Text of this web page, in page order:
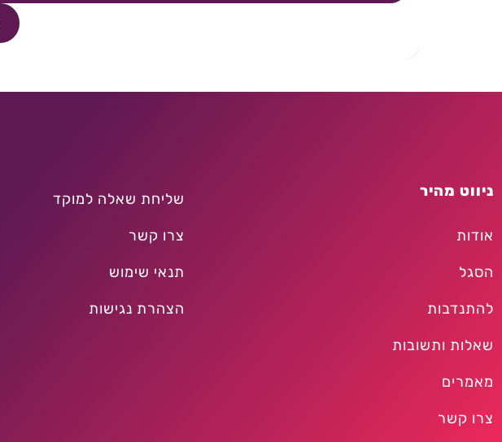
ניווט מהיר
אודות
הסגל
להתנדבות
שאלות ותשובות
מאמרים
צרו קשר
שליחת שאלה למוקד
צרו קשר
תנאי שימוש
הצהרת נגישות